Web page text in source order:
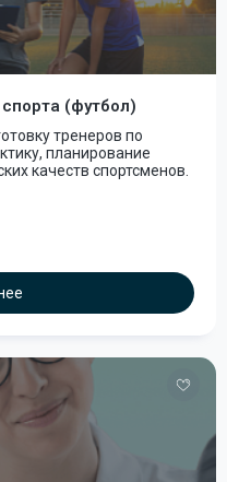
(футбол)
тренеров по
планирование
качеств спортсменов.